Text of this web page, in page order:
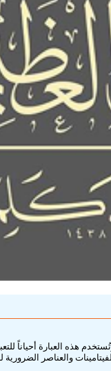
هذه العبارة أحياناً